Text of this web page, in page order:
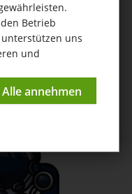
von tricoma -
Betrieb
unterstützen uns
und